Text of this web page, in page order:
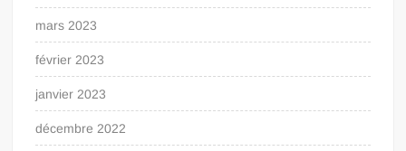
mars 2023
février 2023
janvier 2023
décembre 2022